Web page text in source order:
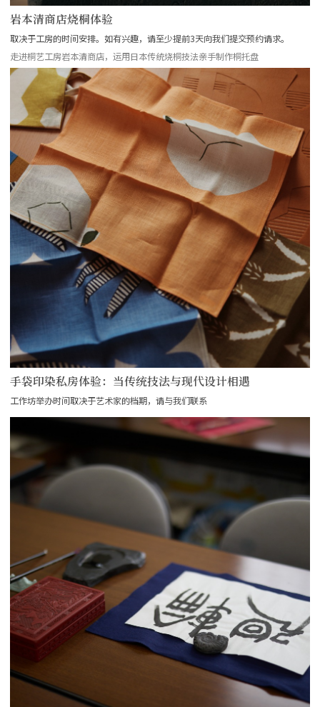
岩本清商店烧桐体验
取决于工房的时间安排。如有兴趣，请至少提前3天向我们提交预约请求。
走进桐艺工房岩本清商店，运用日本传统烧桐技法亲手制作桐托盘
手袋印染私房体验：当传统技法与现代设计相遇
工作坊举办时间取决于艺术家的档期，请与我们联系
more